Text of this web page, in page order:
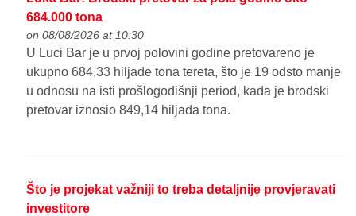
684.000 tona
on 08/08/2026 at 10:30
U Luci Bar je u prvoj polovini godine pretovareno je
ukupno 684,33 hiljade tona tereta, što je 19 odsto manje
u odnosu na isti prošlogodišnji period, kada je brodski
pretovar iznosio 849,14 hiljada tona.
Što je projekat važniji to treba detaljnije provjeravati
investitore